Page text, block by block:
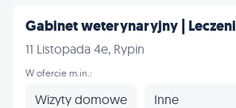
Gabinet weterynaryjny |
11 Listopada 4e, Rypin
W ofercie m.in.:
Wizyty domowe
Inne